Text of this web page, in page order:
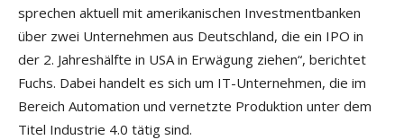
sprechen aktuell mit amerikanischen Investmentbanken
über zwei Unternehmen aus Deutschland, die ein IPO in
der 2. Jahreshälfte in USA in Erwägung ziehen“, berichtet
Fuchs. Dabei handelt es sich um IT-Unternehmen, die im
Bereich Automation und vernetzte Produktion unter dem
Titel Industrie 4.0 tätig sind.